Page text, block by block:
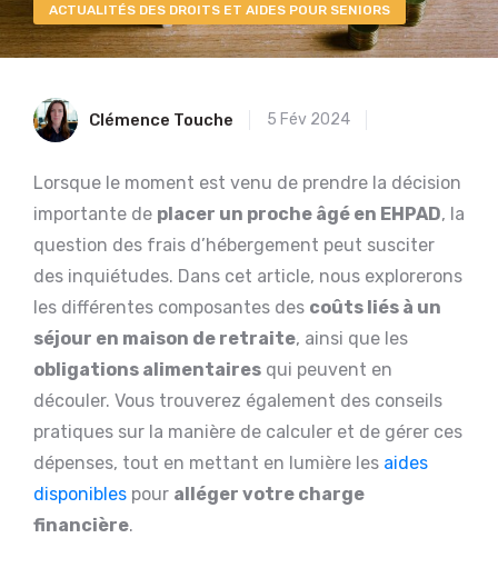
ACTUALITÉS DES DROITS ET AIDES POUR SENIORS
Clémence Touche 5 Fév 2024
Lorsque le moment est venu de prendre la décision
importante de placer un proche âgé en EHPAD, la
question des frais d’hébergement peut susciter
des inquiétudes. Dans cet article, nous explorerons
les différentes composantes des coûts liés à un
séjour en maison de retraite, ainsi que les
obligations alimentaires qui peuvent en
découler. Vous trouverez également des conseils
pratiques sur la manière de calculer et de gérer ces
dépenses, tout en mettant en lumière les aides
disponibles pour alléger votre charge
financière.